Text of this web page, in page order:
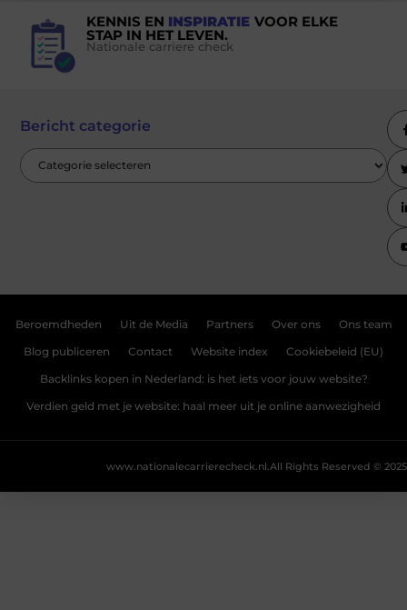
KENNIS EN INSPIRATIE VOOR ELKE
STAP IN HET LEVEN.
Nationale carriere check
Bericht categorie
Beroemdheden Uit de Media Partners Over ons Ons team
Blog publiceren Contact Website index Cookiebeleid (EU)
Backlinks kopen in Nederland: is het iets voor jouw website?
Verdien geld met je website: haal meer uit je online aanwezigheid
All Rights Reserved © 2025
www.nationalecarrierecheck.nl.